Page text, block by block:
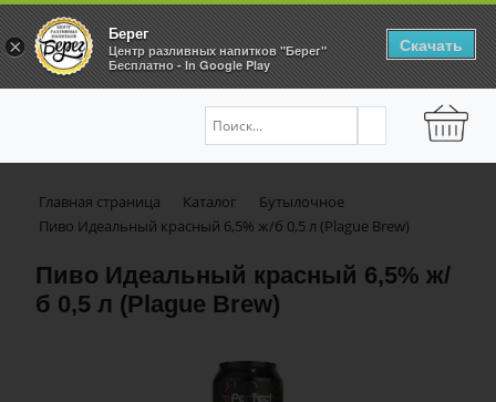
Главная страница Каталог
Бутылочное
Пиво Идеальный красный 6,5% ж/б 0,5 л (Plague Brew)
Пиво Идеальный красный 6,5% ж/
б 0,5 л (Plague Brew)
×
Берег
Центр разливных напитков "Берег"
Бесплатно - In Google Play
Скачать